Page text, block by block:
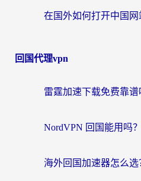
回国代理vpn